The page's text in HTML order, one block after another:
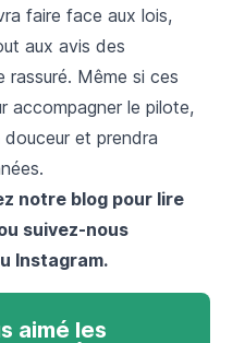
faire face aux lois,
aux avis des
rassuré. Même si ces
accompagner le pilote,
et prendra
notre blog pour lire
suivez-nous
Instagram.
aimé les